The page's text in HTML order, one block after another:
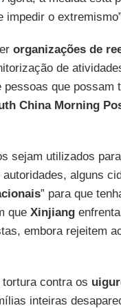
impedir o
organizações de
de
que possam
China Morning
sejam utilizados para
alguns
” para que
que Xinjiang
embora rejeitem
contra os
inteiras